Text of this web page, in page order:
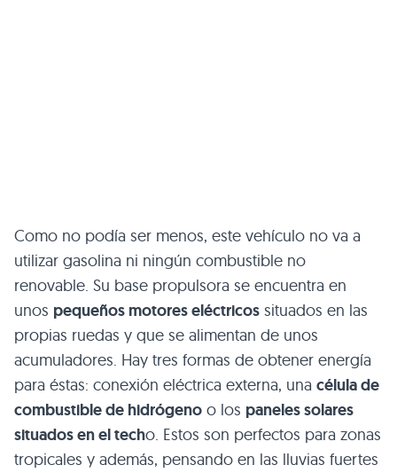
Como no podía ser menos, este vehículo no va a
utilizar gasolina ni ningún combustible no
renovable. Su base propulsora se encuentra en
unos pequeños motores eléctricos situados en las
propias ruedas y que se alimentan de unos
acumuladores. Hay tres formas de obtener energía
para éstas: conexión eléctrica externa, una célula de
combustible de hidrógeno o los paneles solares
situados en el techo. Estos son perfectos para zonas
tropicales y además, pensando en las lluvias fuertes